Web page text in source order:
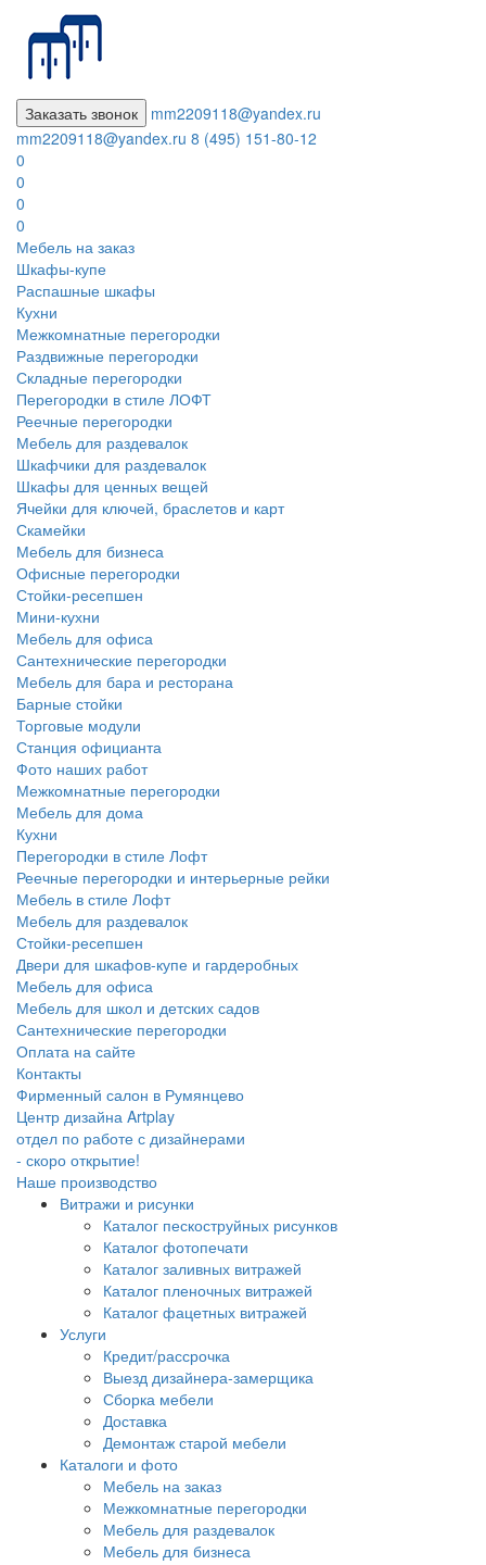
Заказать звонок
mm2209118@yandex.ru
mm2209118@yandex.ru 8 (495) 151-80-12
0
0
0
0
Мебель на заказ
Шкафы-купе
Распашные шкафы
Кухни
Межкомнатные перегородки
Раздвижные перегородки
Складные перегородки
Перегородки в стиле ЛОФТ
Реечные перегородки
Мебель для раздевалок
Шкафчики для раздевалок
Шкафы для ценных вещей
Ячейки для ключей, браслетов и карт
Скамейки
Мебель для бизнеса
Офисные перегородки
Стойки-ресепшен
Мини-кухни
Мебель для офиса
Сантехнические перегородки
Мебель для бара и ресторана
Барные стойки
Торговые модули
Станция официанта
Фото наших работ
Межкомнатные перегородки
Мебель для дома
Кухни
Перегородки в стиле Лофт
Реечные перегородки и интерьерные рейки
Мебель в стиле Лофт
Мебель для раздевалок
Стойки-ресепшен
Двери для шкафов-купе и гардеробных
Мебель для офиса
Мебель для школ и детских садов
Сантехнические перегородки
Оплата на сайте
Контакты
Фирменный салон в Румянцево
Центр дизайна Artplay
отдел по работе с дизайнерами
- скоро открытие!
Наше производство
Витражи и рисунки
Каталог пескоструйных рисунков
Каталог фотопечати
Каталог заливных витражей
Каталог пленочных витражей
Каталог фацетных витражей
Услуги
Кредит/рассрочка
Выезд дизайнера-замерщика
Сборка мебели
Доставка
Демонтаж старой мебели
Каталоги и фото
Мебель на заказ
Межкомнатные перегородки
Мебель для раздевалок
Мебель для бизнеса